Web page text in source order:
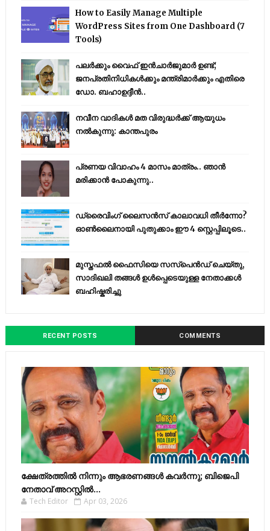
How to Easily Manage Multiple
WordPress Sites from One Dashboard (7
Tools)
പലർക്കും വൈഫ് ഇൻചാർജുമാർ ഉണ്ട്;
ജനപ്രതിനിധികൾക്കും മന്ത്രിമാർക്കും എതിരെ
ഡോ. ബഹാഉദ്ദീൻ..
നവീന വാദികൾ മത വിരുദ്ധർക്ക് ആയുധം
നൽകുന്നു: കാന്തപുരം
പ്രണയ വിവാഹം 4 മാസം മാത്രം.. ഞാൻ
മരിക്കാൻ പോകുന്നു..
ഡ്രൈവിംഗ് ലൈസൻസ് കാലാവധി തീർന്നോ?
ഓൺലൈനായി പുതുക്കാം ഈ 4 സ്റ്റെപ്പിലൂടെ..
മുസ്തഫൽ ഫൈസിയെ സസ്‌പെൻഡ് ചെയ്തു,
സാദിഖലി തങ്ങൾ ഉൾപ്പെടെയുള്ള നേതാക്കൾ
ബഹിഷ്കരിച്ചു
RECENT POSTS COMMENTS
ക്ഷേത്രത്തിൽ നിന്നും ആഭരണങ്ങൾ കവർന്നു; ബിജെപി
നേതാവ് അറസ്റ്റിൽ...
Tech Editor Apr 03, 2026